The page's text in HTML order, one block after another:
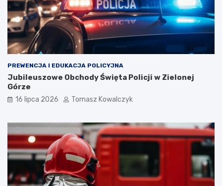
PREWENCJA I EDUKACJA POLICYJNA
Jubileuszowe Obchody Święta Policji w Zielonej
Górze
16 lipca 2026 Tomasz Kowalczyk